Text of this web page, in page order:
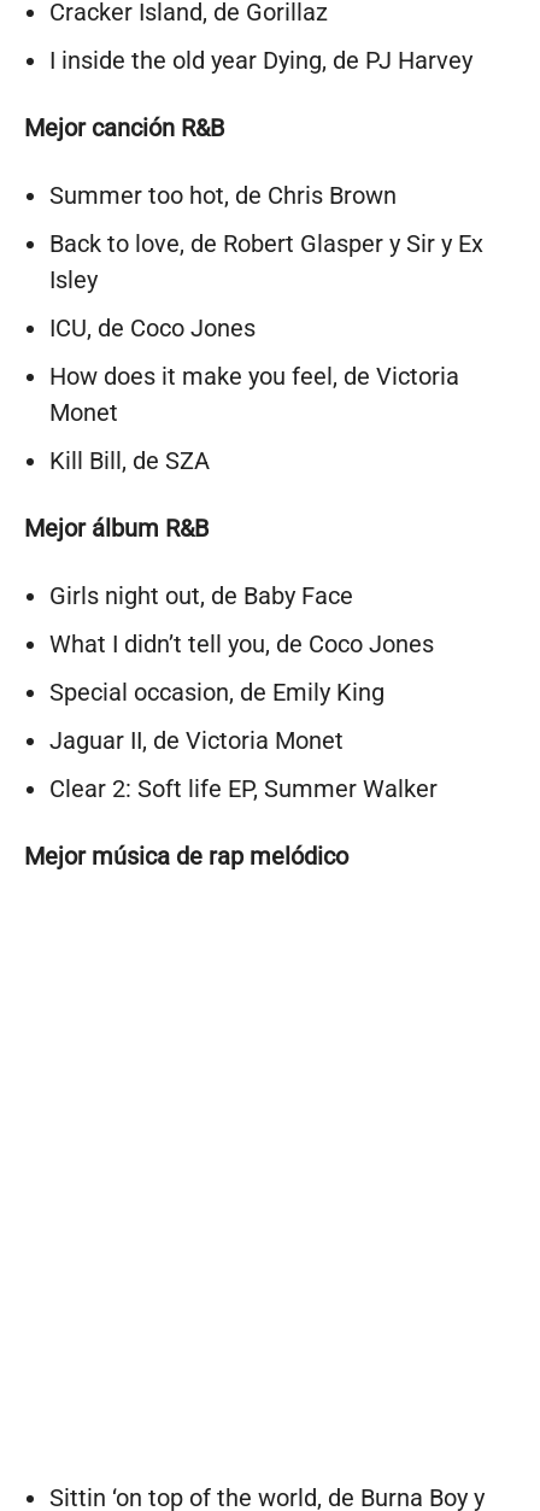
Cracker Island, de Gorillaz
I inside the old year Dying, de PJ Harvey
Mejor canción R&B
Summer too hot, de Chris Brown
Back to love, de Robert Glasper y Sir y Ex
Isley
ICU, de Coco Jones
How does it make you feel, de Victoria
Monet
Kill Bill, de SZA
Mejor álbum R&B
Girls night out, de Baby Face
What I didn’t tell you, de Coco Jones
Special occasion, de Emily King
Jaguar II, de Victoria Monet
Clear 2: Soft life EP, Summer Walker
Mejor música de rap melódico
Sittin ‘on top of the world, de Burna Boy y